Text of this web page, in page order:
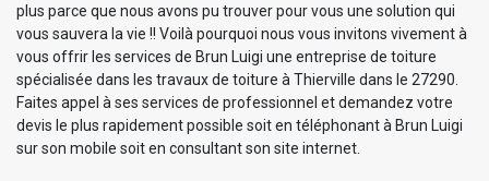
plus parce que nous avons pu trouver pour vous une solution qui
vous sauvera la vie !! Voilà pourquoi nous vous invitons vivement à
vous offrir les services de Brun Luigi une entreprise de toiture
spécialisée dans les travaux de toiture à Thierville dans le 27290.
Faites appel à ses services de professionnel et demandez votre
devis le plus rapidement possible soit en téléphonant à Brun Luigi
sur son mobile soit en consultant son site internet.